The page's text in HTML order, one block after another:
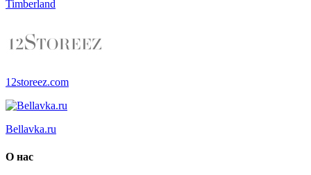
Timberland
12storeez.com
Bellavka.ru
О нас